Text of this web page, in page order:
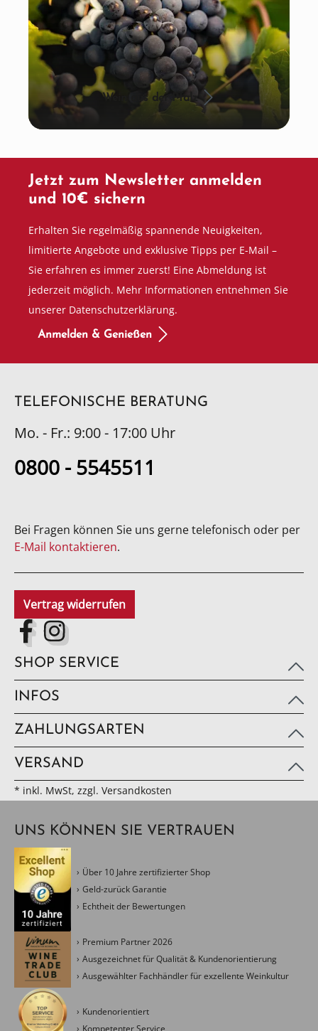
Wein aus der Pfalz
Jetzt zum Newsletter anmelden
und 10€ sichern
Erhalten Sie regelmäßig spannende Neuigkeiten,
limitierte Angebote und exklusive Tipps per E-Mail –
Sie erfahren es immer zuerst! Eine Abmeldung ist
jederzeit möglich. Mehr Informationen entnehmen Sie
unserer Datenschutzerklärung.
Anmelden & Genießen
TELEFONISCHE BERATUNG
Mo. - Fr.: 9:00 - 17:00 Uhr
0800 - 5545511
Bei Fragen können Sie uns gerne telefonisch oder per
E-Mail kontaktieren.
Vertrag widerrufen
SHOP SERVICE
INFOS
ZAHLUNGSARTEN
VERSAND
* inkl. MwSt, zzgl. Versandkosten
UNS KÖNNEN SIE VERTRAUEN
Über 10 Jahre zertifizierter Shop
Geld-zurück Garantie
Echtheit der Bewertungen
Premium Partner 2026
Ausgezeichnet für Qualität & Kundenorientierung
Ausgewählter Fachhändler für exzellente Weinkultur
Kundenorientiert
Kompetenter Service